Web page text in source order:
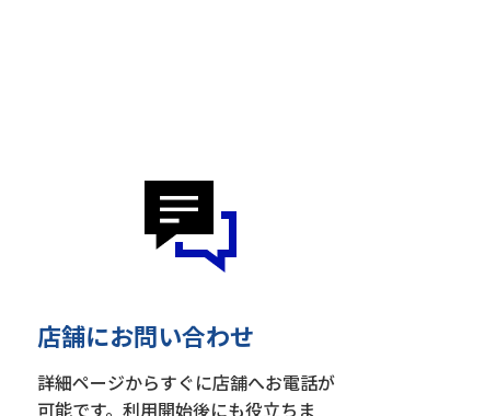
店舗にお問い合わせ
詳細ページからすぐに店舗へお電話が
可能です。利用開始後にも役立ちま